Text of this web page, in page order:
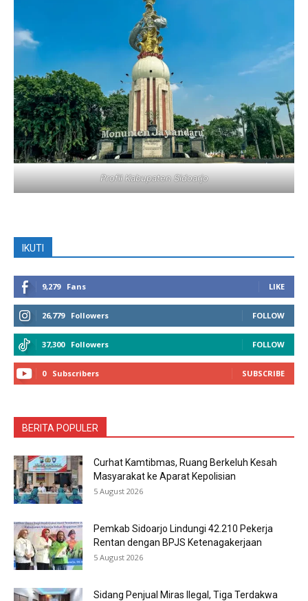
Profil Kabupaten Sidoarjo
IKUTI
9,279 Fans LIKE
26,779 Followers FOLLOW
37,300 Followers FOLLOW
0 Subscribers SUBSCRIBE
BERITA POPULER
Curhat Kamtibmas, Ruang Berkeluh Kesah
Masyarakat ke Aparat Kepolisian
5 August 2026
Pemkab Sidoarjo Lindungi 42.210 Pekerja
Rentan dengan BPJS Ketenagakerjaan
5 August 2026
Sidang Penjual Miras Ilegal, Tiga Terdakwa